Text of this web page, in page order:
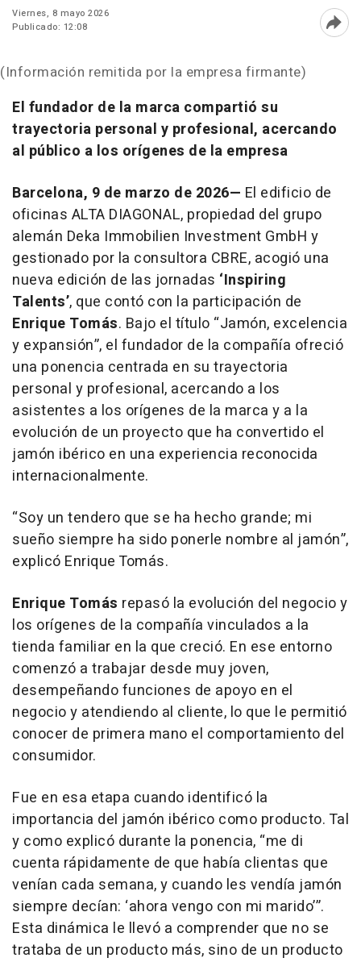
Viernes, 8 mayo 2026
Publicado: 12:08
(Información remitida por la empresa firmante)
El fundador de la marca compartió su
trayectoria personal y profesional, acercando
al público a los orígenes de la empresa
Barcelona, 9 de marzo de 2026— El edificio de
oficinas ALTA DIAGONAL, propiedad del grupo
alemán Deka Immobilien Investment GmbH y
gestionado por la consultora CBRE, acogió una
nueva edición de las jornadas ‘Inspiring
Talents’, que contó con la participación de
Enrique Tomás. Bajo el título “Jamón, excelencia
y expansión”, el fundador de la compañía ofreció
una ponencia centrada en su trayectoria
personal y profesional, acercando a los
asistentes a los orígenes de la marca y a la
evolución de un proyecto que ha convertido el
jamón ibérico en una experiencia reconocida
internacionalmente.
“Soy un tendero que se ha hecho grande; mi
sueño siempre ha sido ponerle nombre al jamón”,
explicó Enrique Tomás.
Enrique Tomás repasó la evolución del negocio y
los orígenes de la compañía vinculados a la
tienda familiar en la que creció. En ese entorno
comenzó a trabajar desde muy joven,
desempeñando funciones de apoyo en el
negocio y atendiendo al cliente, lo que le permitió
conocer de primera mano el comportamiento del
consumidor.
Fue en esa etapa cuando identificó la
importancia del jamón ibérico como producto. Tal
y como explicó durante la ponencia, “me di
cuenta rápidamente de que había clientas que
venían cada semana, y cuando les vendía jamón
siempre decían: ‘ahora vengo con mi marido’”.
Esta dinámica le llevó a comprender que no se
trataba de un producto más, sino de un producto